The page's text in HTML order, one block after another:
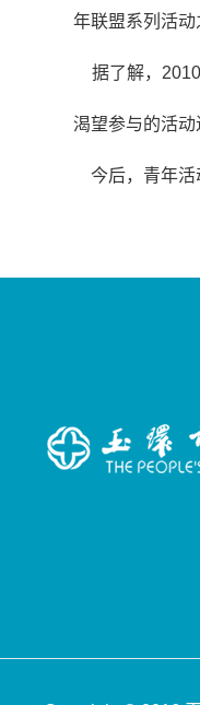
年联盟系列活动
据了解，2010
渴望参与的活
今后，青年